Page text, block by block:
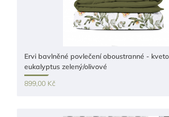
Ervi bavlněné povlečení oboustranné -
eukalyptus zelený/olivové
899,00 Kč